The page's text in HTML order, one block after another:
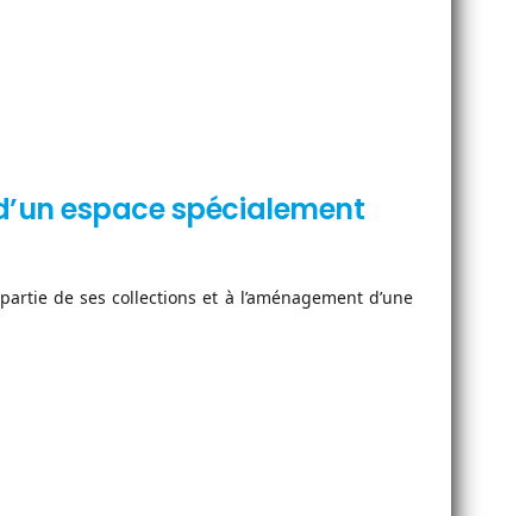
espace spécialement
de ses collections et à l’aménagement d’une